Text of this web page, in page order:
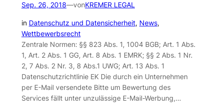
Sep. 26, 2018—vonKREMER LEGAL
in Datenschutz und Datensicherheit, News
Wettbewerbsrecht
Zentrale Normen: §§ 823 Abs. 1, 1004 BGB; Art. 1 Abs.
1, Art. 2 Abs. 1 GG, Art. 8 Abs. 1 EMRK; §§ 2 Abs. 1 Nr.
2, 7 Abs. 2 Nr. 3, 8 Abs.1 UWG; Art. 13 Abs. 1
Datenschutzrichtlinie EK Die durch ein Unternehmen
per E-Mail versendete Bitte um Bewertung des
Services fällt unter unzulässige E-Mail-Werbung,…